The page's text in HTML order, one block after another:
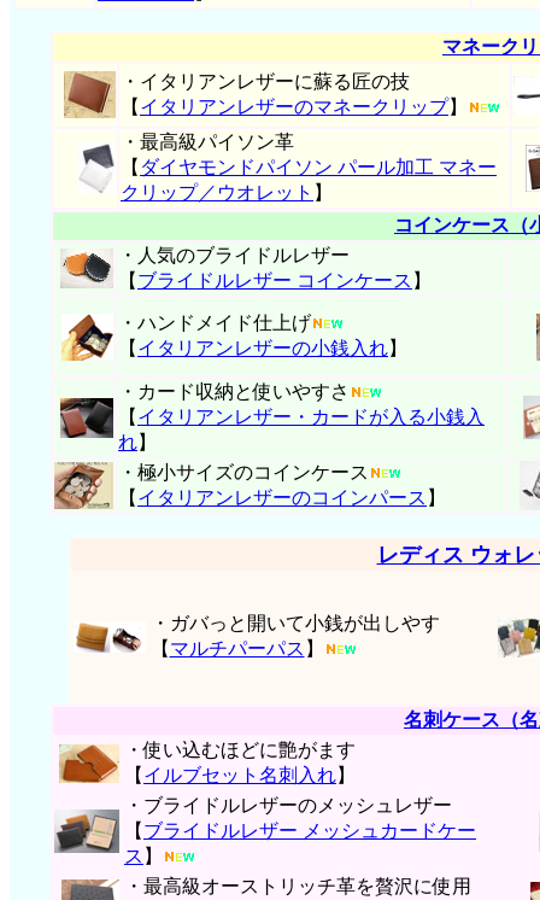
マネーク
・イタリアンレザーに蘇る匠の技
【 イタリアンレザーのマネークリップ】
・最高級パイソン革
【 ダイヤモンドパイソン パール加工 マネー
クリップ／ウオレット 】
コインケース（
・人気のブライドルレザー
【 ブライドルレザー コインケース 】
・ハンドメイド仕上げ
【 イタリアンレザーの小銭入れ】
・カード収納と使いやすさ
【 イタリアンレザー・ カードが入る小銭入
れ】
・極小サイズのコインケース
【 イタリアンレザーのコインパース 】
レディス ウォ
・ガバっと開いて小銭が出しやす
【 マルチパーパス 】
名刺ケース（
・使い込むほどに艶がます
【 イルブセット名刺入れ】
・ブライドルレザーのメッシュレザー
【 ブライドルレザー メッシュカードケー
ス 】
・最高級オーストリッチ革を贅沢に使用